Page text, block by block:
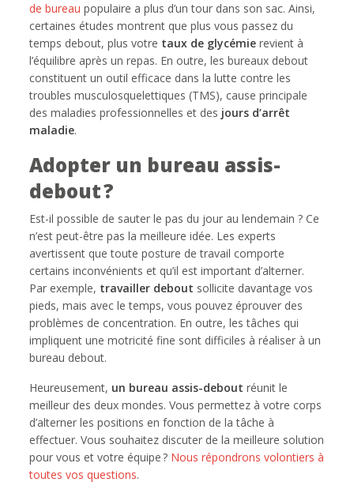
de bureau populaire a plus d’un tour dans son sac. Ainsi,
certaines études montrent que plus vous passez du
temps debout, plus votre taux de glycémie revient à
l’équilibre après un repas. En outre, les bureaux debout
constituent un outil efficace dans la lutte contre les
troubles musculosquelettiques (TMS), cause principale
des maladies professionnelles et des jours d’arrêt
maladie.
Adopter un bureau assis-
debout ?
Est-il possible de sauter le pas du jour au lendemain ? Ce
n’est peut-être pas la meilleure idée. Les experts
avertissent que toute posture de travail comporte
certains inconvénients et qu’il est important d’alterner.
Par exemple, travailler debout sollicite davantage vos
pieds, mais avec le temps, vous pouvez éprouver des
problèmes de concentration. En outre, les tâches qui
impliquent une motricité fine sont difficiles à réaliser à un
bureau debout.
Heureusement, un bureau assis-deboutréunit le
meilleur des deux mondes. Vous permettez à votre corps
d’alterner les positions en fonction de la tâche à
effectuer. Vous souhaitez discuter de la meilleure solution
pour vous et votre équipe ? Nous répondrons volontiers à
toutes vos questions.